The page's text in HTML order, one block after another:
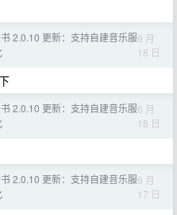
2.0.10 更新：支持自建音乐服6 月
18 日
2.0.10 更新：支持自建音乐服6 月
18 日
2.0.10 更新：支持自建音乐服6 月
17 日